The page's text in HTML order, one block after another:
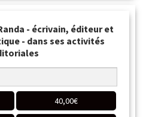
- écrivain, éditeur et
- dans ses activités
40,00€